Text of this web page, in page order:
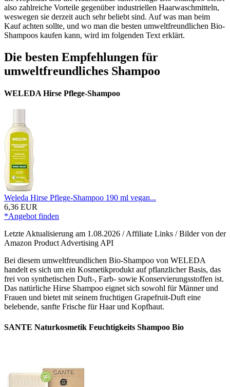
also zahlreiche Vorteile gegenüber industriellen Haarwaschmitteln,
weswegen sie derzeit auch sehr beliebt sind. Auf was man beim
Kauf achten sollte, und wo man die besten umweltfreundlichen Bio-
Shampoos kaufen kann, wird im folgenden Text erklärt.
Die besten Empfehlungen für
umweltfreundliches Shampoo
WELEDA Hirse Pflege-Shampoo
Weleda Hirse Pflege-Shampoo 190 ml vegan...
6,36 EUR
*Angebot finden
Letzte Aktualisierung am 1.08.2026 / Affiliate Links / Bilder von der
Amazon Product Advertising API
Bei diesem umweltfreundlichen Bio-Shampoo von WELEDA
handelt es sich um ein Kosmetikprodukt auf pflanzlicher Basis, das
frei von synthetischen Duft-, Farb- sowie Konservierungsstoffen ist.
Das natürliche Hirse Shampoo eignet sich sowohl für Männer und
Frauen und bietet mit seinem fruchtigen Grapefruit-Duft eine
belebende, sanfte Frische für Haar und Kopfhaut.
SANTE Naturkosmetik Feuchtigkeits Shampoo Bio